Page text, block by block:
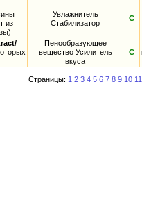
из
Увлажнитель
Стабилизатор
С
Пенообразующее
вещество Усилитель
вкуса
С
Страницы: 1 2 3 4 5 6 7 8 9 10 11